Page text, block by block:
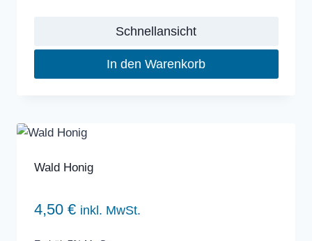
Schnellansicht
In den Warenkorb
Wald Honig
4,50 € inkl. MwSt.